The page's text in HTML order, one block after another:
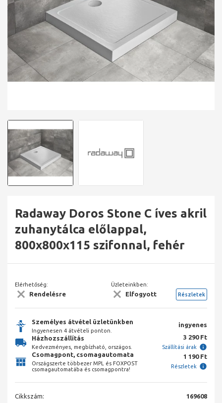
Radaway Doros Stone C íves akril
zuhanytálca előlappal,
800x800x115 szifonnal, fehér
Elérhetőség:
Rendelésre
Üzleteinkben:
Elfogyott Részletek
Személyes átvétel üzletünkben
Ingyenesen 4 átvételi ponton.
ingyenes
Házhozszállítás
Kedvezményes, megbízható, országos.
3 290 Ft
Szállítási árak
Csomagpont, csomagautomata
Országszerte többezer MPL és FOXPOST
csomagautomatába és csomagpontra!
1 190 Ft
Részletek
Cikkszám:
169608